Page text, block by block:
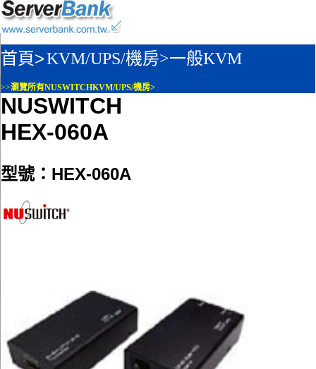
首頁>KVM/UPS/機房>一般KVM
>>瀏覽所有NUSWITCHKVM/UPS/機房>
NUSWITCH
HEX-060A
型號：HEX-060A